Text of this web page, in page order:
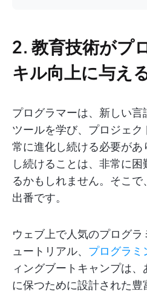
2. 教育技術がプ
キル向上に与え
プログラマーは、新しい言
ツールを学び、プロジェク
常に進化し続ける必要があ
し続けることは、非常に困
るかもしれません。そこ
出番です。
ウェブ上で人気のプログ
ュートリアル、 プログラミ
ィングブートキャンプは
に保つために設計された豊